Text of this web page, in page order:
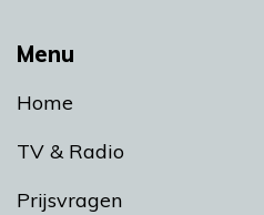
Menu
Home
TV & Radio
Prijsvragen